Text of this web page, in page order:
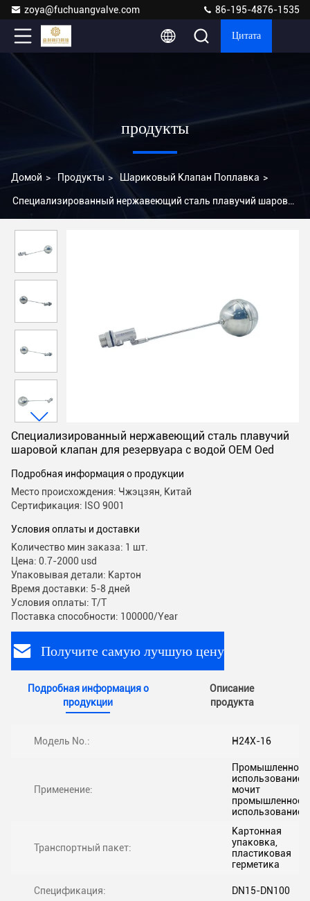
zoya@fuchuangvalve.com 86-195-4876-1535
Цитата
продукты
Домой > Продукты > Шариковый Клапан Поплавка >
Специализированный нержавеющий сталь плавучий шаровой
Специализированный нержавеющий сталь плавучий
шаровой клапан для резервуара с водой OEM Oed
Подробная информация о продукции
Место происхождения: Чжэцзян, Китай
Сертификация: ISO 9001
Условия оплаты и доставки
Количество мин заказа: 1 шт.
Цена: 0.7-2000 usd
Упаковывая детали: Картон
Время доставки: 5-8 дней
Условия оплаты: T/T
Поставка способности: 100000/Year
Получите самую лучшую цену
Подробная информация о
продукции
Описание
продукта
Модель No.: H24X-16
Применение:
Промышленное
использование,
мочит
промышленное
использование
Транспортный пакет:
Картонная
упаковка,
пластиковая
герметика
Спецификация: DN15-DN100